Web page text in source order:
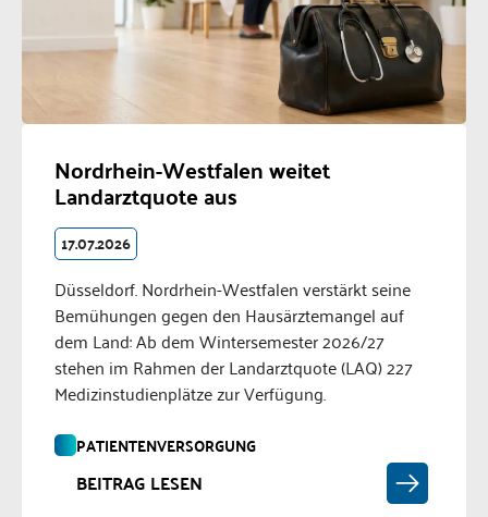
Nordrhein-Westfalen weitet
Landarztquote aus
17.07.2026
Düsseldorf. Nordrhein-Westfalen verstärkt seine
Bemühungen gegen den Hausärztemangel auf
dem Land: Ab dem Wintersemester 2026/27
stehen im Rahmen der Landarztquote (LAQ) 227
Medizinstudienplätze zur Verfügung.
PATIENTENVERSORGUNG
BEITRAG LESEN